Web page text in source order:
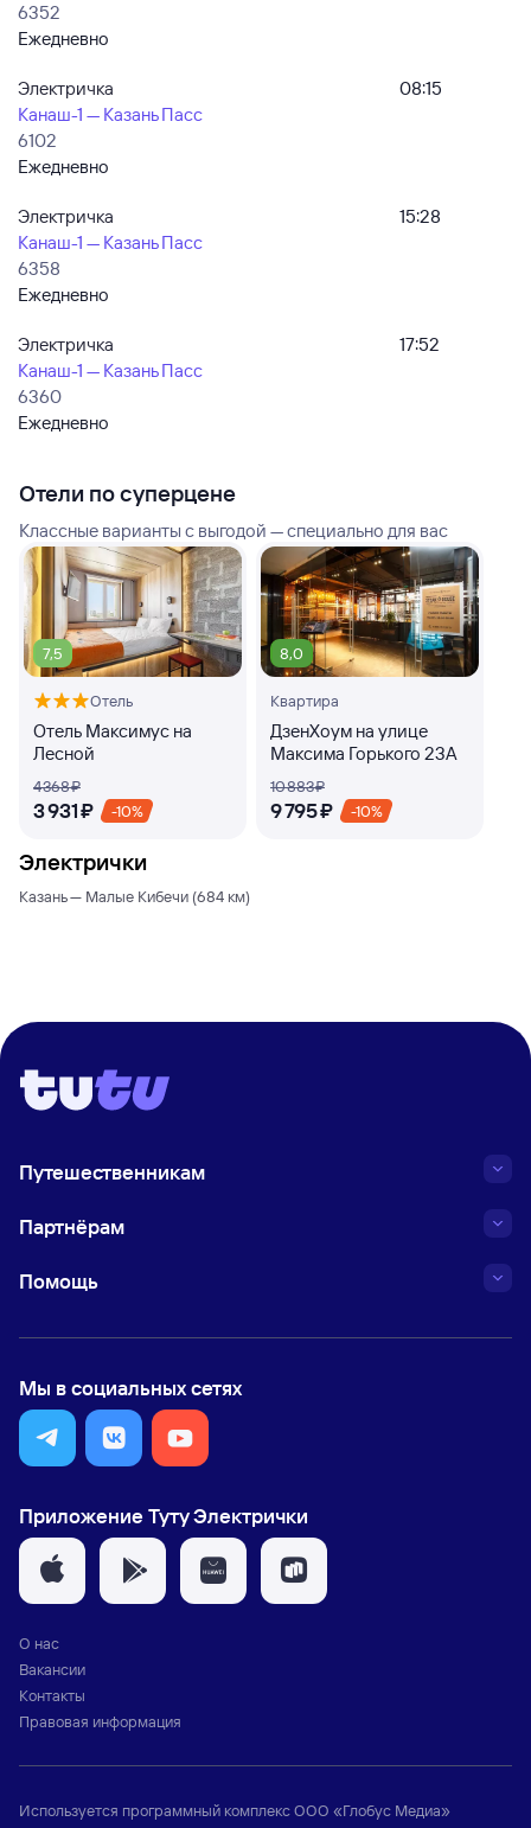
6352
Ежедневно
Электричка
Канаш-1 — Казань Пасс
6102
Ежедневно
08:15
Электричка
Канаш-1 — Казань Пасс
6358
Ежедневно
15:28
Электричка
Канаш-1 — Казань Пасс
6360
Ежедневно
17:52
Отели по суперцене
Классные варианты с выгодой — специально для вас
7,5
Отель
Отель Максимус на
Лесной
4 ⁠368 ⁠₽
3 ⁠931 ⁠₽ -10%
8,0
Квартира
ДзенХоум на улице
Максима Горького 23А
10 ⁠883 ⁠₽
9 ⁠795 ⁠₽ -10%
Электрички
Казань — Малые Кибечи (684 км)
Путешественникам
Партнёрам
Помощь
Мы в социальных сетях
Приложение Туту Электрички
О нас
Вакансии
Контакты
Правовая информация
Используется программный комплексООО «Глобус Медиа»